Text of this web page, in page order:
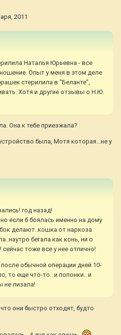
2011
Наталья Юрьевна - все
Опыт у меня в этом деле
стерилила в "Беланте",
Хотя и другие отзывы о Н.Ю.
Она к тебе приезжала?
была, Мотя которая...не у
год назад!
если б боялась именно на дому
делают..кошка от наркоза
бегала как конь, ни о
тоже все у нее отлично!
обычной операции дней 10-
то еще что-то.. и попонки.. и
не лизала!
они быстро отходят, будто